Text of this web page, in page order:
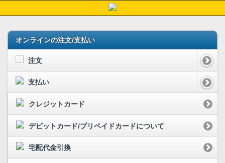
オンラインの注文/支払い
注文
支払い
クレジットカード
デビットカード/プリペイドカードについて
宅配代金引換